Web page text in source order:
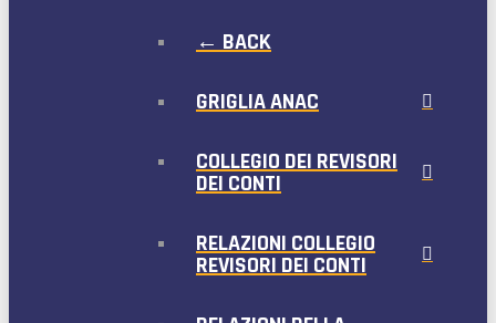
← BACK
GRIGLIA ANAC
COLLEGIO DEI REVISORI
DEI CONTI
RELAZIONI COLLEGIO
REVISORI DEI CONTI